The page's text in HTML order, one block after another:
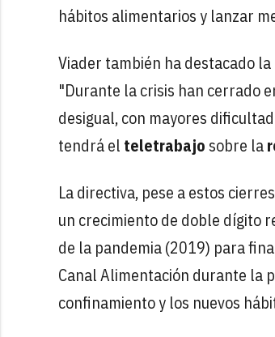
hábitos alimentarios y lanzar
Viader también ha destacado
"Durante la crisis han cerrado
desigual, con mayores
tendrá el teletrabajo sobre la
La directiva, pese a estos
un crecimiento de doble dígito
de la pandemia (2019) para
Canal Alimentación durante la
confinamiento y los nuevos